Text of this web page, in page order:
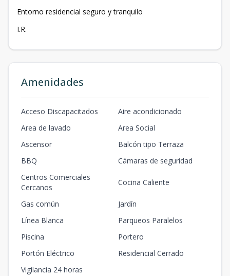
Entorno residencial seguro y tranquilo
I.R.
Amenidades
Acceso Discapacitados
Aire acondicionado
Area de lavado
Area Social
Ascensor
Balcón tipo Terraza
BBQ
Cámaras de seguridad
Centros Comerciales
Cercanos
Cocina Caliente
Gas común
Jardín
Línea Blanca
Parqueos Paralelos
Piscina
Portero
Portón Eléctrico
Residencial Cerrado
Vigilancia 24 horas